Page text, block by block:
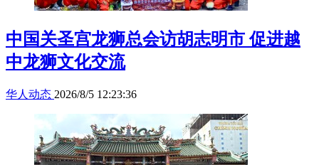
中国关圣宫龙狮总会访胡志明市 促进越
中龙狮文化交流
华人动态 2026/8/5 12:23:36